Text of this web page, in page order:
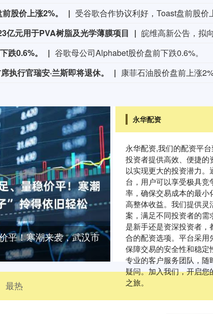
股价上涨2%。
受谷歌合作协议利好，Toast盘前股价
亿元用于PVA树脂及光学薄膜项目
跌0.6%。
谷歌母公司Alphabet股价盘前下跌0.6%。
执行官瑞安·兰斯即将退休。
平！寒潮来袭，武汉市
永华配资
永华配资,我们的配资平
投资者提供高效、便捷的
以实现更大的投资潜力。
台，用户可以享受极具竞
率，确保交易成本的最小
高整体收益。我们提供灵
案，满足不同投资者的需
是新手还是资深投资者，
合的配资选项。平台采用
保障交易的安全性和稳定
专业的客户服务团队，随
疑问。加入我们，开启您
之旅。
最热